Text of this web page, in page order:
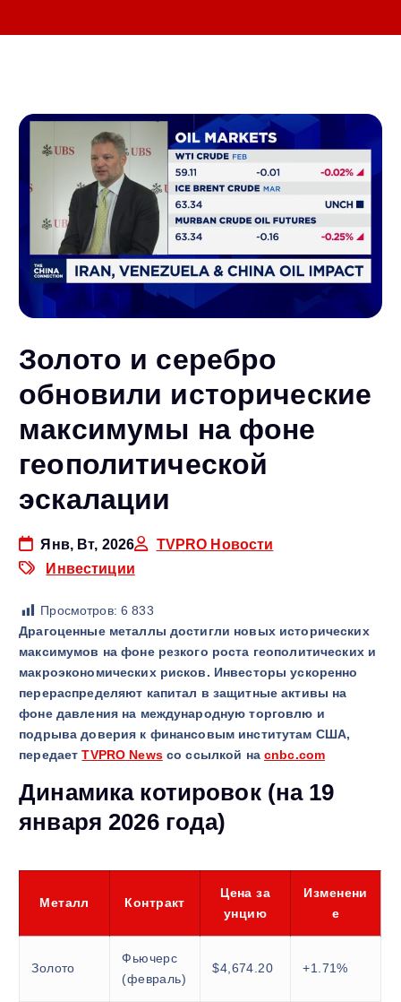
Золото и серебро
обновили исторические
максимумы на фоне
геополитической
эскалации
Янв, Вт, 2026
TVPRO Новости
Инвестиции
Просмотров: 6 833
Драгоценные металлы достигли новых исторических
максимумов на фоне резкого роста геополитических и
макроэкономических рисков. Инвесторы ускоренно
перераспределяют капитал в защитные активы на
фоне давления на международную торговлю и
подрыва доверия к финансовым институтам США,
передаетTVPRO Newsсо ссылкой на cnbc.com
Динамика котировок (на 19
января 2026 года)
Металл Контракт
Цена за
унцию
Изменени
е
Золото
Фьючерс
(февраль)
$4,674.20 +1.71%